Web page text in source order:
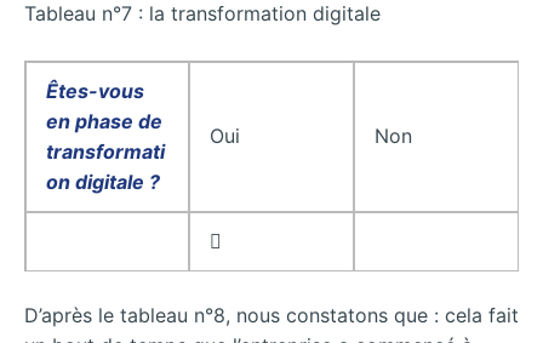
Tableau n°7 : la transformation digitale
Êtes-vous
en phase de
transformati
on digitale ?
Oui Non

D’après le tableau n°8, nous constatons que : cela fait